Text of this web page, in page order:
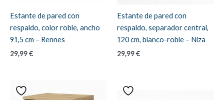
Estante de pared con
respaldo, color roble, ancho
91,5 cm – Rennes
29,99€
Estante de pared con
respaldo, separador central,
120 cm, blanco-roble – Niza
29,99€